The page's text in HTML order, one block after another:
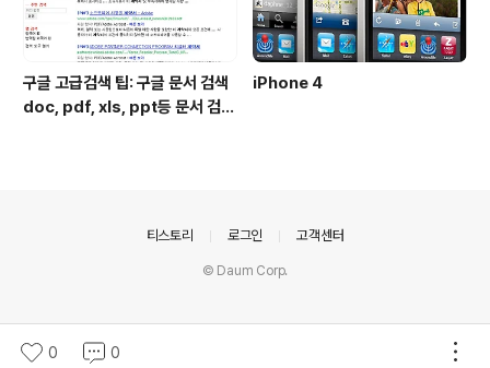
구글 고급검색 팁: 구글 문서 검색
doc, pdf, xls, ppt등 문서 검색
iPhone 4
0 0
티스토리 로그인 고객센터
© Daum Corp.